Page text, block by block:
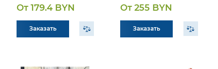
От 179.4 BYN
Заказать
От 255 BYN
Заказать